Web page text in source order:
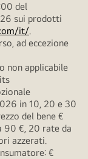
del
sui prodotti
it/.
ad eccezione
non applicabile
in 10, 20 e 30
del bene €
90 €, 20 rate da
azzerati.
€